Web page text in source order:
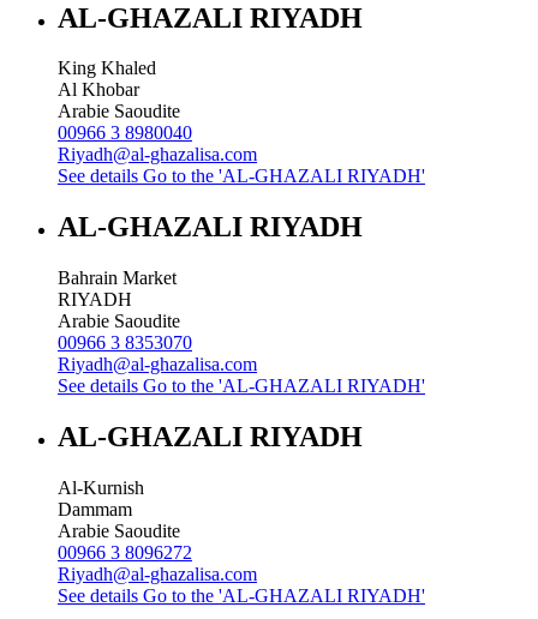
AL-GHAZALI RIYADH
King Khaled
Al Khobar
Arabie Saoudite
00966 3 8980040
Riyadh@al-ghazalisa.com
See details Go to the 'AL-GHAZALI RIYADH'
AL-GHAZALI RIYADH
Bahrain Market
RIYADH
Arabie Saoudite
00966 3 8353070
Riyadh@al-ghazalisa.com
See details Go to the 'AL-GHAZALI RIYADH'
AL-GHAZALI RIYADH
Al-Kurnish
Dammam
Arabie Saoudite
00966 3 8096272
Riyadh@al-ghazalisa.com
See details Go to the 'AL-GHAZALI RIYADH'